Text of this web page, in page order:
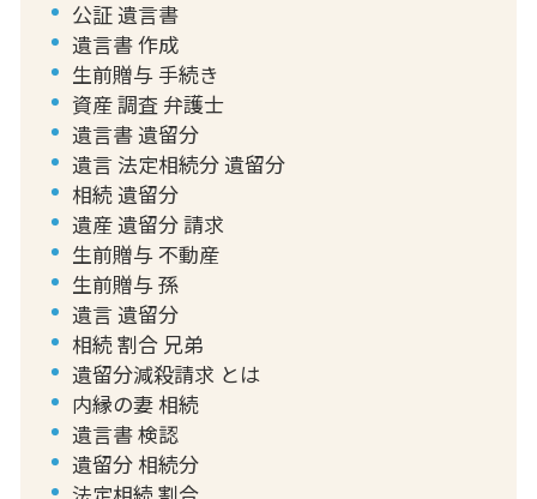
公証 遺言書
遺言書 作成
生前贈与 手続き
資産 調査 弁護士
遺言書 遺留分
遺言 法定相続分 遺留分
相続 遺留分
遺産 遺留分 請求
生前贈与 不動産
生前贈与 孫
遺言 遺留分
相続 割合 兄弟
遺留分減殺請求 とは
内縁の妻 相続
遺言書 検認
遺留分 相続分